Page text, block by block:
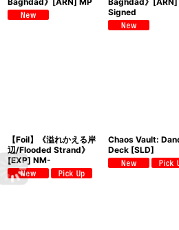
Signed
【Foil】《溢れかえる岸
辺/Flooded Strand》
[EXP] NM-
Chaos Vault:
Deck [SLD]